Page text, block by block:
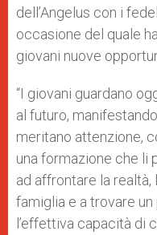
dell’Angelus con i
occasione del quale
giovani nuove
“I giovani guardano
al futuro,
meritano attenzione,
una formazione che li
ad affrontare la
famiglia e a trovare
l’effettiva capacità di